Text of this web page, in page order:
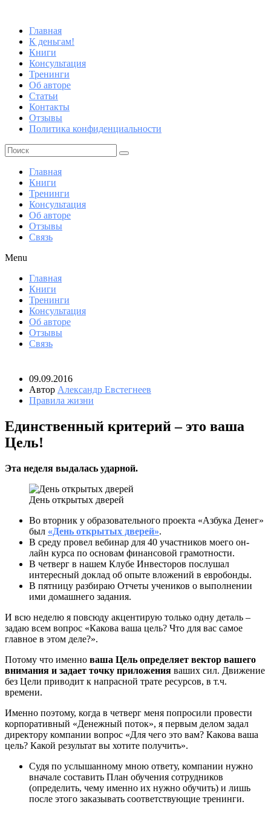
Главная
К деньгам!
Книги
Консультация
Тренинги
Об авторе
Статьи
Контакты
Отзывы
Политика конфиденциальности
Главная
Книги
Тренинги
Консультация
Об авторе
Отзывы
Связь
Menu
Главная
Книги
Тренинги
Консультация
Об авторе
Отзывы
Связь
09.09.2016
Автор Александр Евстегнеев
Правила жизни
Единственный критерий – это ваша
Цель!
Эта неделя выдалась ударной.
День открытых дверей
Во вторник у образовательного проекта «Азбука Денег»
был «День открытых дверей».
В среду провел вебинар для 40 участников моего он-
лайн курса по основам финансовой грамотности.
В четверг в нашем Клубе Инвесторов послушал
интересный доклад об опыте вложений в евробонды.
В пятницу разбираю Отчеты учеников о выполнении
ими домашнего задания.
И всю неделю я повсюду акцентирую только одну деталь –
задаю всем вопрос «Какова ваша цель? Что для вас самое
главное в этом деле?».
Потому что именно ваша Цель определяет вектор вашего
внимания и задает точку приложения ваших сил. Движение
без Цели приводит к напрасной трате ресурсов, в т.ч.
времени.
Именно поэтому, когда в четверг меня попросили провести
корпоративный «Денежный поток», я первым делом задал
директору компании вопрос «Для чего это вам? Какова ваша
цель? Какой результат вы хотите получить».
Судя по услышанному мною ответу, компании нужно
вначале составить План обучения сотрудников
(определить, чему именно их нужно обучить) и лишь
после этого заказывать соответствующие тренинги.